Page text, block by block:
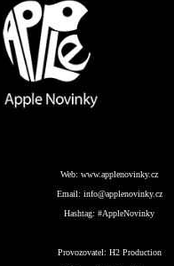
Web: www.applenovinky.cz
Email: info@applenovinky.cz
Hashtag: #AppleNovinky
Provozovatel: H2 Production